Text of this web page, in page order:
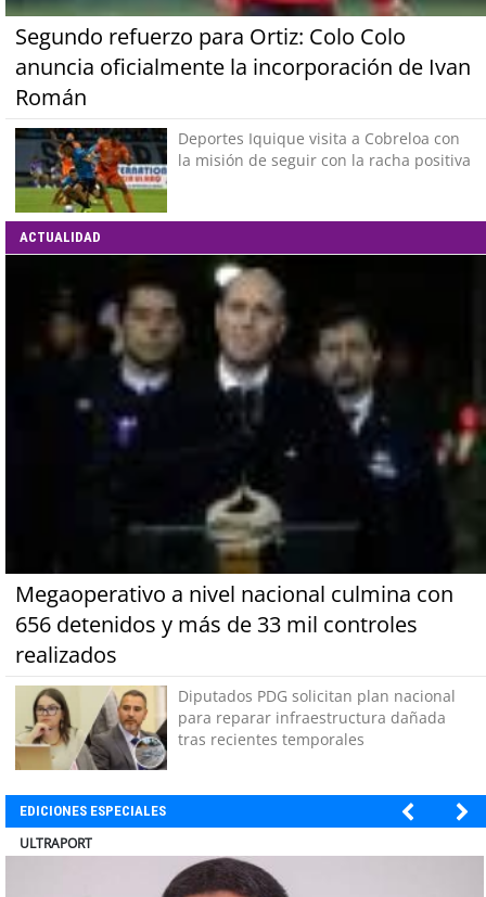
Segundo refuerzo para Ortiz: Colo Colo
anuncia oficialmente la incorporación de Ivan
Román
Deportes Iquique visita a Cobreloa con
la misión de seguir con la racha positiva
ACTUALIDAD
Megaoperativo a nivel nacional culmina con
656 detenidos y más de 33 mil controles
realizados
Diputados PDG solicitan plan nacional
para reparar infraestructura dañada
tras recientes temporales
EDICIONES ESPECIALES
ULTRAPORT